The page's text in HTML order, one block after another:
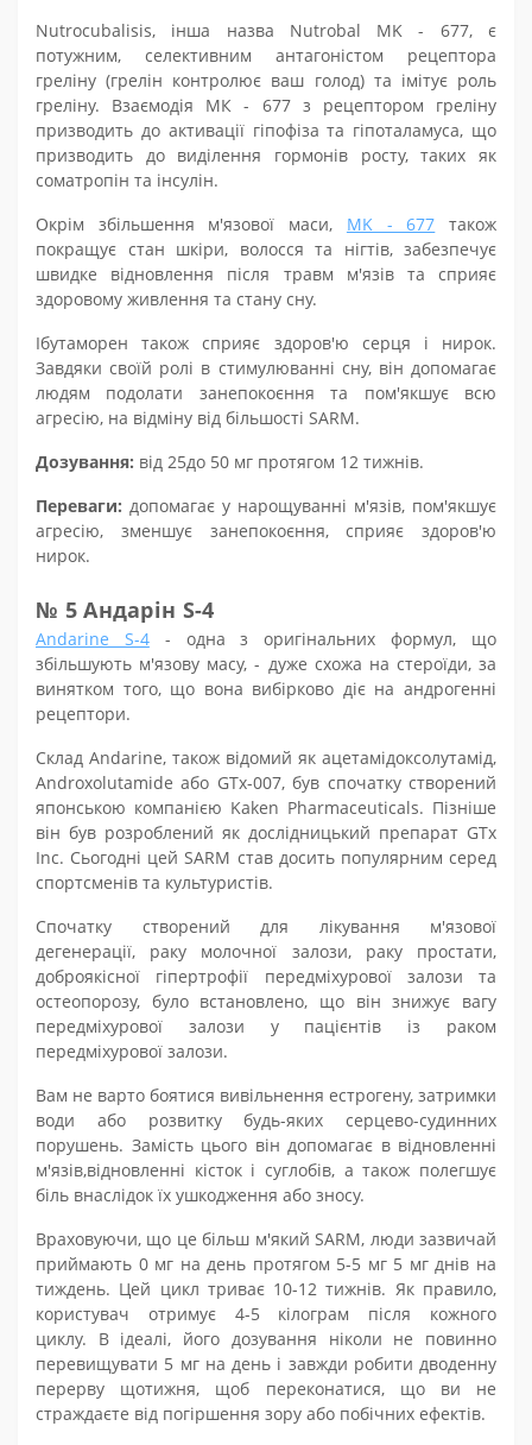
Nutrocubalisis, інша назва Nutrobal MK - 677, є
потужним, селективним антагоністом рецептора
греліну (грелін контролює ваш голод) та імітує роль
греліну. Взаємодія МК - 677 з рецептором греліну
призводить до активації гіпофіза та гіпоталамуса, що
призводить до виділення гормонів росту, таких як
соматропін та інсулін.
Окрім збільшення м'язової маси, MK - 677 також
покращує стан шкіри, волосся та нігтів, забезпечує
швидке відновлення після травм м'язів та сприяє
здоровому живлення та стану сну.
Ібутаморен також сприяє здоров'ю серця і нирок.
Завдяки своїй ролі в стимулюванні сну, він допомагає
людям подолати занепокоєння та пом'якшує всю
агресію, на відміну від більшості SARM.
Дозування: від 25до 50 мг протягом 12 тижнів.
Переваги: допомагає у нарощуванні м'язів, пом'якшує
агресію, зменшує занепокоєння, сприяє здоров'ю
нирок.
№ 5 Андарін S-4
Andarine S-4- одна з оригінальних формул, що
збільшують м'язову масу, - дуже схожа на стероїди, за
винятком того, що вона вибірково діє на андрогенні
рецептори.
Склад Andarine, також відомий як ацетамідоксолутамід,
Androxolutamide або GTx-007, був спочатку створений
японською компанією Kaken Pharmaceuticals. Пізніше
він був розроблений як дослідницький препарат GTx
Inc. Сьогодні цей SARM став досить популярним серед
спортсменів та культуристів.
Спочатку створений для лікування м'язової
дегенерації, раку молочної залози, раку простати,
доброякісної гіпертрофії передміхурової залози та
остеопорозу, було встановлено, що він знижує вагу
передміхурової залози у пацієнтів із раком
передміхурової залози.
Вам не варто боятися вивільнення естрогену, затримки
води або розвитку будь-яких серцево-судинних
порушень. Замість цього він допомагає в відновленні
м'язів,відновленні кісток і суглобів, а також полегшує
біль внаслідок їх ушкодження або зносу.
Враховуючи, що це більш м'який SARM, люди зазвичай
приймають 0 мг на день протягом 5-5 мг 5 мг днів на
тиждень. Цей цикл триває 10-12 тижнів. Як правило,
користувач отримує 4-5 кілограм після кожного
циклу. В ідеалі, його дозування ніколи не повинно
перевищувати 5 мг на день і завжди робити дводенну
перерву щотижня, щоб переконатися, що ви не
страждаєте від погіршення зору або побічних ефектів.